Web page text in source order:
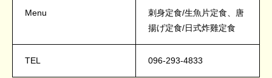
Menu
刺身定食/生魚片定食、唐
揚げ定食/日式炸雞定食
TEL 096-293-4833